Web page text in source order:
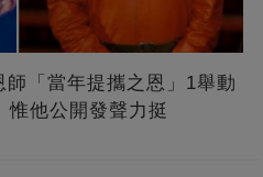
「當年提攜之恩」1舉動
他公開發聲力挺